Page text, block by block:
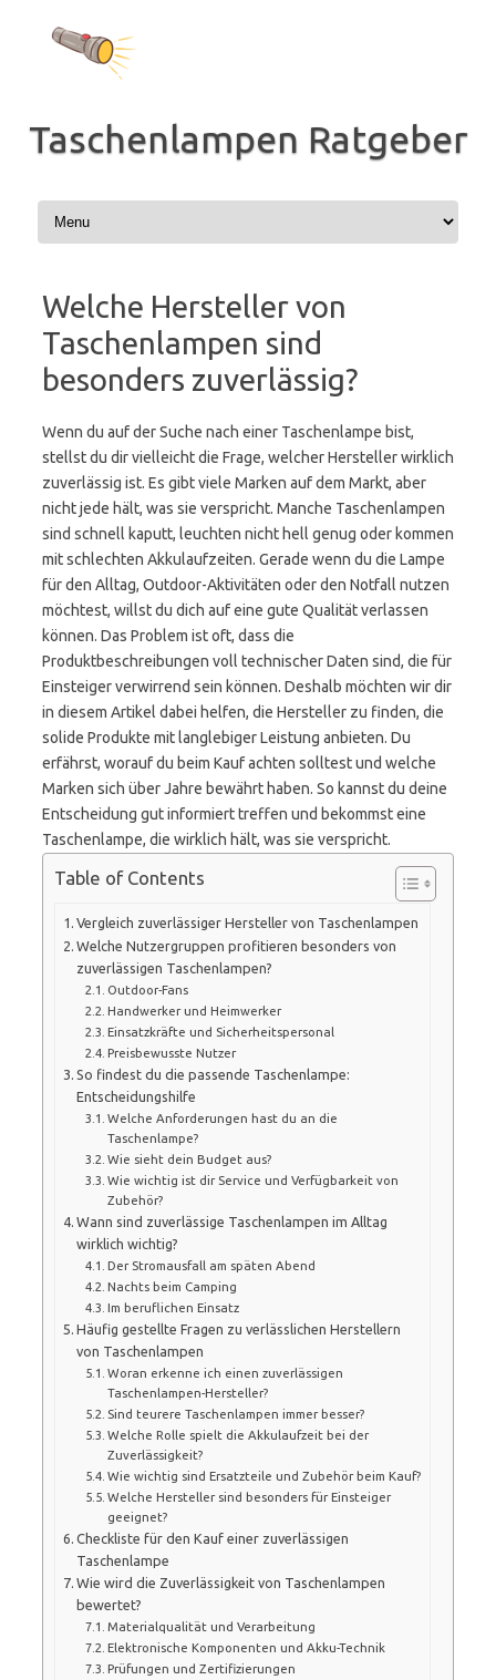
springen
Taschenlampen Ratgeber
Welche Hersteller von
Taschenlampen sind
besonders zuverlässig?
Wenn du auf der Suche nach einer Taschenlampe bist,
stellst du dir vielleicht die Frage, welcher Hersteller wirklich
zuverlässig ist. Es gibt viele Marken auf dem Markt, aber
nicht jede hält, was sie verspricht. Manche Taschenlampen
sind schnell kaputt, leuchten nicht hell genug oder kommen
mit schlechten Akkulaufzeiten. Gerade wenn du die Lampe
für den Alltag, Outdoor-Aktivitäten oder den Notfall nutzen
möchtest, willst du dich auf eine gute Qualität verlassen
können. Das Problem ist oft, dass die
Produktbeschreibungen voll technischer Daten sind, die für
Einsteiger verwirrend sein können. Deshalb möchten wir dir
in diesem Artikel dabei helfen, die Hersteller zu finden, die
solide Produkte mit langlebiger Leistung anbieten. Du
erfährst, worauf du beim Kauf achten solltest und welche
Marken sich über Jahre bewährt haben. So kannst du deine
Entscheidung gut informiert treffen und bekommst eine
Taschenlampe, die wirklich hält, was sie verspricht.
Table of Contents
Vergleich zuverlässiger Hersteller von Taschenlampen
Welche Nutzergruppen profitieren besonders von
zuverlässigen Taschenlampen?
Outdoor-Fans
Handwerker und Heimwerker
Einsatzkräfte und Sicherheitspersonal
Preisbewusste Nutzer
So findest du die passende Taschenlampe:
Entscheidungshilfe
Welche Anforderungen hast du an die
Taschenlampe?
Wie sieht dein Budget aus?
Wie wichtig ist dir Service und Verfügbarkeit von
Zubehör?
Wann sind zuverlässige Taschenlampen im Alltag
wirklich wichtig?
Der Stromausfall am späten Abend
Nachts beim Camping
Im beruflichen Einsatz
Häufig gestellte Fragen zu verlässlichen Herstellern
von Taschenlampen
Woran erkenne ich einen zuverlässigen
Taschenlampen-Hersteller?
Sind teurere Taschenlampen immer besser?
Welche Rolle spielt die Akkulaufzeit bei der
Zuverlässigkeit?
Wie wichtig sind Ersatzteile und Zubehör beim Kauf?
Welche Hersteller sind besonders für Einsteiger
geeignet?
Checkliste für den Kauf einer zuverlässigen
Taschenlampe
Wie wird die Zuverlässigkeit von Taschenlampen
bewertet?
Materialqualität und Verarbeitung
Elektronische Komponenten und Akku-Technik
Prüfungen und Zertifizierungen